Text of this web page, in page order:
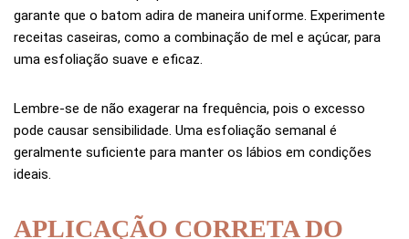
garante que o batom adira de maneira uniforme. Experimente
receitas caseiras, como a combinação de mel e açúcar, para
uma esfoliação suave e eficaz.
Lembre-se de não exagerar na frequência, pois o excesso
pode causar sensibilidade. Uma esfoliação semanal é
geralmente suficiente para manter os lábios em condições
ideais.
APLICAÇÃO CORRETA DO